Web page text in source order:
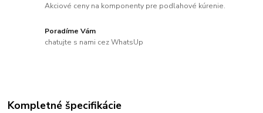
Akciové ceny na komponenty pre podlahové kúrenie.
Poradíme Vám
chatujte s nami cez WhatsUp
Kompletné špecifikácie